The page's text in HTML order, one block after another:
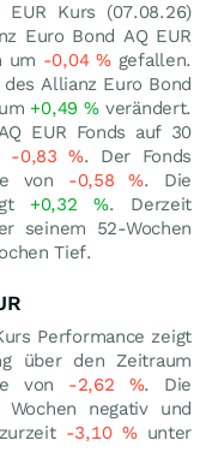
EUR Kurs (07.08.26)
Euro Bond AQ EUR
um -0,04%gefallen.
Allianz Euro Bond
+0,49%verändert.
EUR Fonds auf 30
-0,83%. Der Fonds
von -0,58%. Die
+0,32%. Derzeit
seinem 52-Wochen
Tief.
Performance zeigt
über den Zeitraum
von -2,62 %. Die
negativ und
-3,10 %unter